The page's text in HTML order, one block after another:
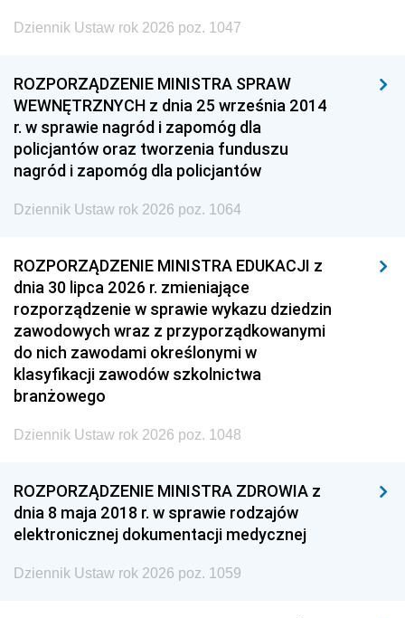
Dziennik Ustaw rok 2026 poz. 1047
ROZPORZĄDZENIE MINISTRA SPRAW
WEWNĘTRZNYCH z dnia 25 września 2014
r. w sprawie nagród i zapomóg dla
policjantów oraz tworzenia funduszu
nagród i zapomóg dla policjantów
Dziennik Ustaw rok 2026 poz. 1064
ROZPORZĄDZENIE MINISTRA EDUKACJI z
dnia 30 lipca 2026 r. zmieniające
rozporządzenie w sprawie wykazu dziedzin
zawodowych wraz z przyporządkowanymi
do nich zawodami określonymi w
klasyfikacji zawodów szkolnictwa
branżowego
Dziennik Ustaw rok 2026 poz. 1048
ROZPORZĄDZENIE MINISTRA ZDROWIA z
dnia 8 maja 2018 r. w sprawie rodzajów
elektronicznej dokumentacji medycznej
Dziennik Ustaw rok 2026 poz. 1059